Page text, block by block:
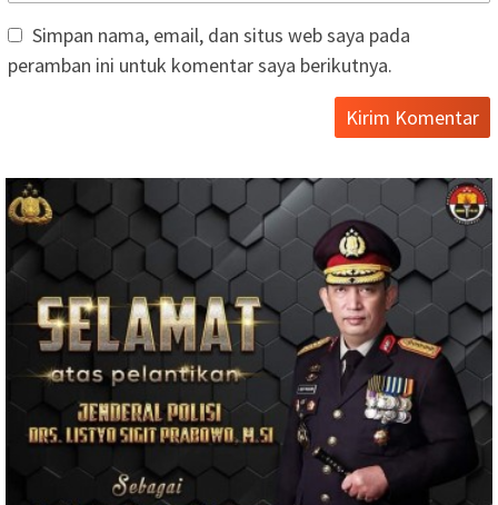
Simpan nama, email, dan situs web saya pada
peramban ini untuk komentar saya berikutnya.